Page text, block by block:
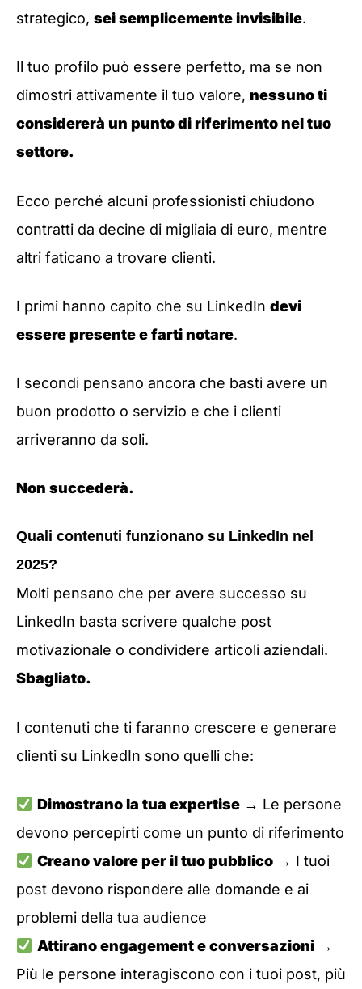
strategico, sei semplicemente invisibile.
Il tuo profilo può essere perfetto, ma se non
dimostri attivamente il tuo valore, nessuno ti
considererà un punto di riferimento nel tuo
settore.
Ecco perché alcuni professionisti chiudono
contratti da decine di migliaia di euro, mentre
altri faticano a trovare clienti.
I primi hanno capito che su LinkedIn devi
essere presente e farti notare.
I secondi pensano ancora che basti avere un
buon prodotto o servizio e che i clienti
arriveranno da soli.
Non succederà.
Quali contenuti funzionano su LinkedIn nel
2025?
Molti pensano che per avere successo su
LinkedIn basta scrivere qualche post
motivazionale o condividere articoli aziendali.
Sbagliato.
I contenuti che ti faranno crescere e generare
clienti su LinkedIn sono quelli che:
Dimostrano la tua expertise→ Le persone
devono percepirti come un punto di riferimento
Creano valore per il tuo pubblico→ I tuoi
post devono rispondere alle domande e ai
problemi della tua audience
Attirano engagement e conversazioni→
Più le persone interagiscono con i tuoi post, più